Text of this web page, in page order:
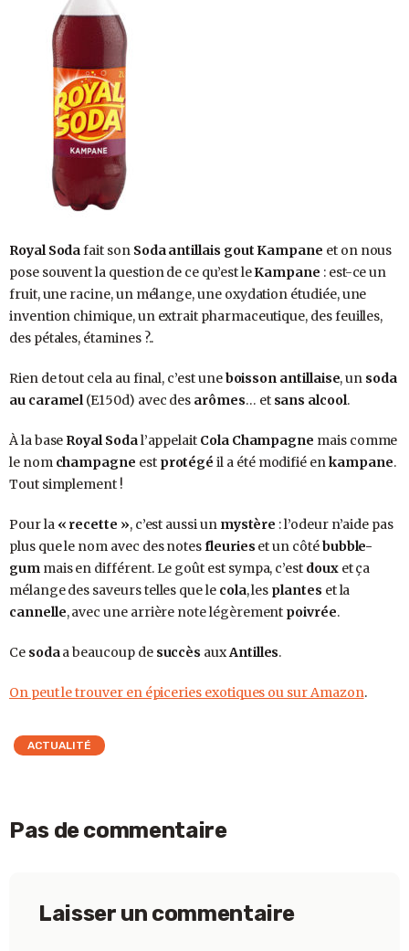
Royal Sodafait son Soda antillais gout Kampane et on nous
pose souvent la question de ce qu’est leKampane : est-ce un
fruit, une racine, un mélange, une oxydation étudiée, une
invention chimique, un extrait pharmaceutique, des feuilles,
des pétales, étamines ?..
Rien de tout cela au final, c’est uneboisson antillaise, un soda
au caramel(E150d) avec des arômes… et sans alcool.
À la base Royal Sodal’appelait Cola Champagne mais comme
le nom champagne est protégé il a été modifié enkampane.
Tout simplement !
Pour la « recette », c’est aussi un mystère : l’odeur n’aide pas
plus que le nom avec des notesfleuries et un côtébubble-
gummais en différent. Le goût est sympa, c’est douxet ça
mélange des saveurs telles que le cola, les plantes et la
cannelle, avec une arrière note légèrement poivrée.
Ce sodaa beaucoup de succès auxAntilles.
On peut le trouver en épiceries exotiques ou sur Amazon.
ACTUALITÉ
Pas de commentaire
Laisser un commentaire